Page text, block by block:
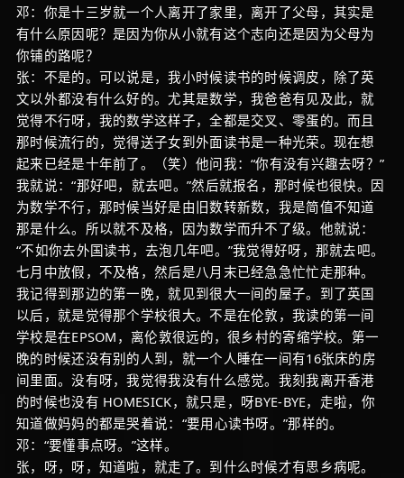
邓：你是十三岁就一个人离开了家里，离开了父母，其实是
有什么原因呢？是因为你从小就有这个志向还是因为父母为
你铺的路呢？
张：不是的。可以说是，我小时候读书的时候调皮，除了英
文以外都没有什么好的。尤其是数学，我爸爸有见及此，就
觉得不行呀，我的数学这样子，全都是交叉、零蛋的。而且
那时候流行的，觉得送子女到外面读书是一种光荣。现在想
起来已经是十年前了。（笑）他问我：“你有没有兴趣去呀？”
我就说：“那好吧，就去吧。”然后就报名，那时候也很快。因
为数学不行，那时候当好是由旧数转新数，我是简值不知道
那是什么。所以就不及格，因为数学而升不了级。他就说：
“不如你去外国读书，去泡几年吧。”我觉得好呀，那就去吧。
七月中放假，不及格，然后是八月末已经急急忙忙走那种。
我记得到那边的第一晚，就见到很大一间的屋子。到了英国
以后，就是觉得那个学校很大。不是在伦敦，我读的第一间
学校是在EPSOM，离伦敦很远的，很乡村的寄缩学校。第一
晚的时候还没有别的人到，就一个人睡在一间有16张床的房
间里面。没有呀，我觉得我没有什么感觉。我刻我离开香港
的时候也没有 HOMESICK，就只是，呀BYE-BYE，走啦，你
知道做妈妈的都是哭着说：“要用心读书呀。”那样的。
邓：“要懂事点呀。”这样。
张，呀，呀，知道啦，就走了。到什么时候才有思乡病呢。